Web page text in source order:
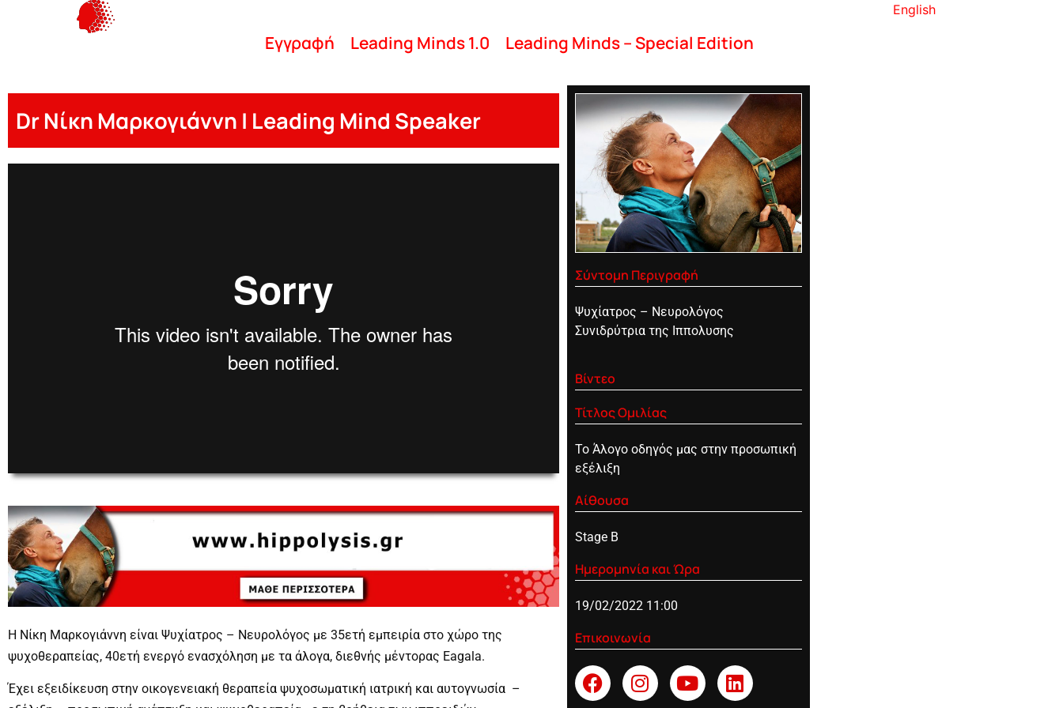
Εγγραφή Leading Minds 1.0 Leading Minds – Special Edition
English
Dr Νίκη Μαρκογιάννη | Leading Mind Speaker
Η Νίκη Μαρκογιάννη είναι Ψυχίατρος – Νευρολόγος με 35ετή εμπειρία στο χώρο της
ψυχοθεραπείας, 40ετή ενεργό ενασχόληση με τα άλογα, διεθνής μέντορας Eagala.
Έχει εξειδίκευση στην οικογενειακή θεραπεία ψυχοσωματική ιατρική και αυτογνωσία –
Σύντομη Περιγραφή
Ψυχίατρος – Νευρολόγος
Συνιδρύτρια της Ιππολυσης
Βίντεο
Τίτλος Ομιλίας
Το Άλογο οδηγός μας στην προσωπική
εξέλιξη
Αίθουσα
Stage B
Ημερομηνία και Ώρα
19/02/2022 11:00
Επικοινωνία